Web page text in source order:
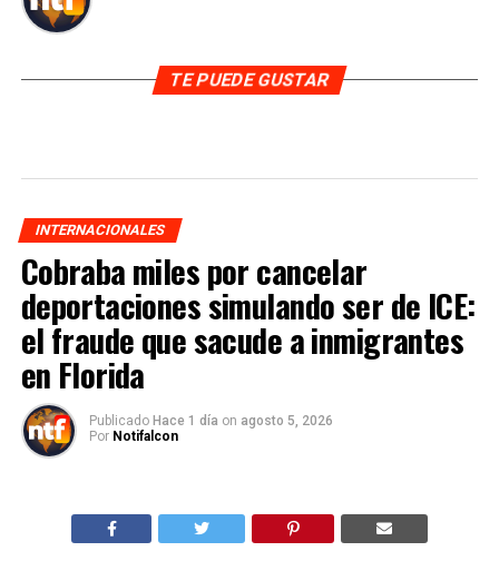
TE PUEDE GUSTAR
INTERNACIONALES
Cobraba miles por cancelar
deportaciones simulando ser de ICE:
el fraude que sacude a inmigrantes
en Florida
Publicado Hace 1 día on agosto 5, 2026
Por Notifalcon